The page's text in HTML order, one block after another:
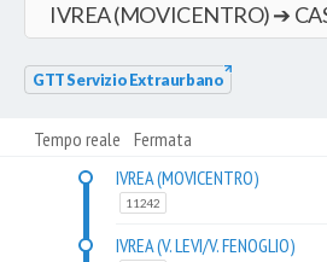
GTT Servizio Extraurbano
Tempo reale Fermata
IVREA (MOVICENTRO)
11242
IVREA (V. LEVI/V. FENOGLIO)